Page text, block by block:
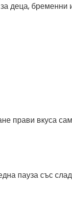
деца, бременни
прави вкуса
пауза със